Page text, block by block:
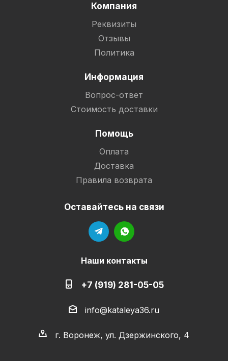
Компания
Реквизиты
Отзывы
Политика
Информация
Вопрос-ответ
Стоимость доставки
Помощь
Оплата
Доставка
Правила возврата
Оставайтесь на связи
Наши контакты
+7 (919) 281-05-05
info@kataleya36.ru
г. Воронеж, ул. Дзержинского, 4